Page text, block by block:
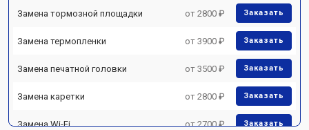
Замена тормозной площадки от 2800 ₽ Заказать
Замена термопленки от 3900 ₽ Заказать
Замена печатной головки от 3500 ₽ Заказать
Замена каретки от 2800 ₽ Заказать
Замена Wi-Fi от 2700 ₽ Заказать